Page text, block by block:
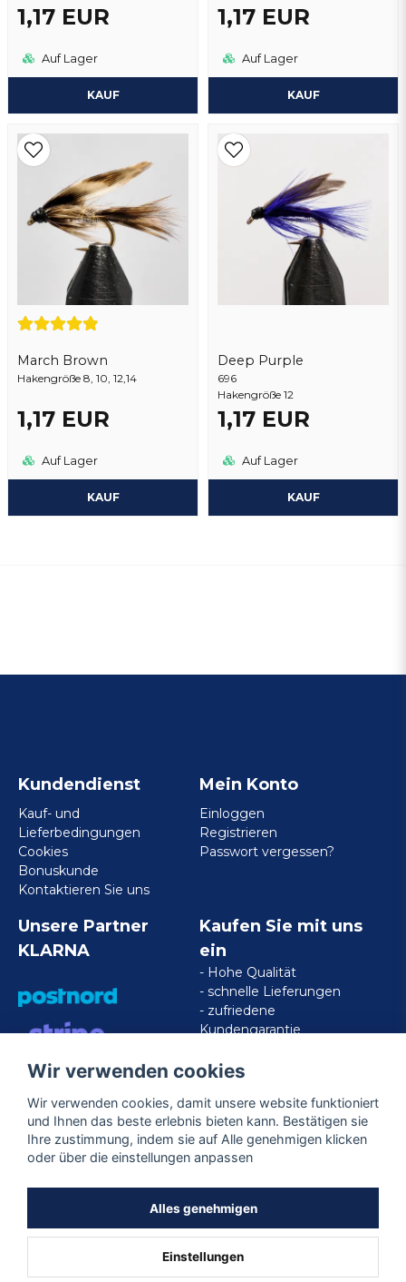
1,17 EUR
Auf Lager
KAUF
1,17 EUR
Auf Lager
KAUF
March Brown
Hakengröße 8, 10, 12,14
1,17 EUR
Auf Lager
KAUF
Deep Purple
696
Hakengröße 12
1,17 EUR
Auf Lager
KAUF
Frage senden
Kundendienst
Kauf- und
Lieferbedingungen
Cookies
Bonuskunde
Kontaktieren Sie uns
Mein Konto
Einloggen
Registrieren
Passwort vergessen?
Unsere Partner
KLARNA
VISA/MASTERCARD/AMERICAN
EXPRESS
Kaufen Sie mit uns
ein
- Hohe Qualität
- schnelle Lieferungen
- zufriedene
Kundengarantie
Folgen Sie uns
Wir verwenden cookies
Wir verwenden cookies, damit unsere website funktioniert
und Ihnen das beste erlebnis bieten kann. Bestätigen sie
Ihre zustimmung, indem sie auf Alle genehmigen klicken
oder über die einstellungen anpassen
Alles genehmigen
Einstellungen